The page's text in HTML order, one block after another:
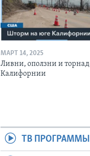
МАРТ 14, 2025
Ливни, оползни и
Калифорнии
ТВ ПРОГРАММЫ